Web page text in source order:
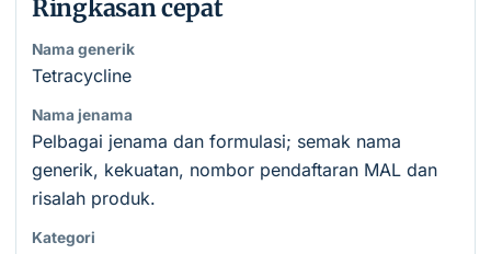
Ringkasan cepat
Nama generik
Tetracycline
Nama jenama
Pelbagai jenama dan formulasi; semak nama
generik, kekuatan, nombor pendaftaran MAL dan
risalah produk.
Kategori